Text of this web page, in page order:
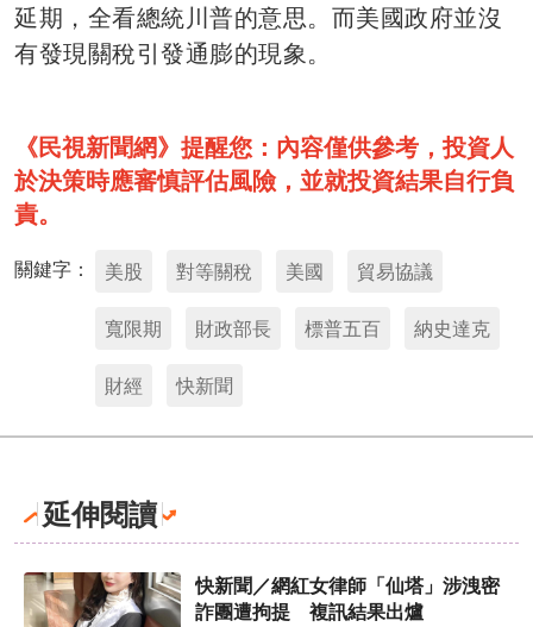
延期，全看總統川普的意思。而美國政府並沒
有發現關稅引發通膨的現象。
《民視新聞網》提醒您：內容僅供參考，投資人
於決策時應審慎評估風險，並就投資結果自行負
責。
關鍵字： 美股 對等關稅 美國 貿易協議
寬限期 財政部長 標普五百 納史達克
財經 快新聞
延伸閱讀
快新聞／網紅女律師「仙塔」涉洩密
詐團遭拘提 複訊結果出爐